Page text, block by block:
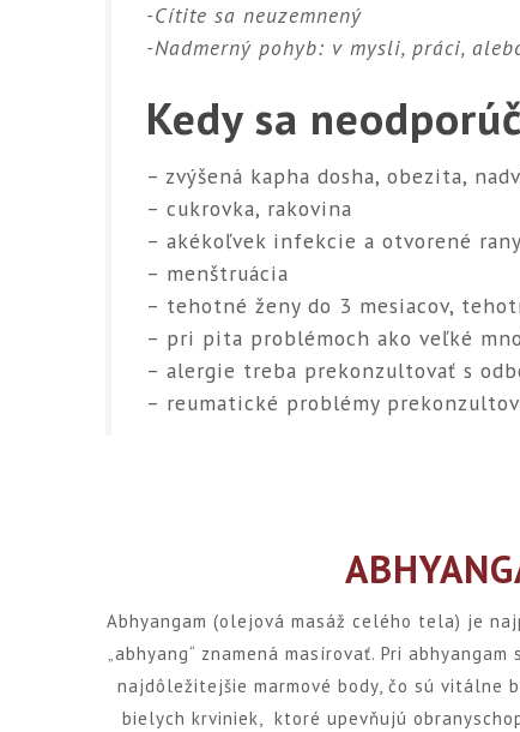
-Cítite sa neuzemnený
-Nadmerný pohyb: v mysli, práci,
Kedy sa
– zvýšená kapha dosha, obezita,
– cukrovka, rakovina
– akékoľvek infekcie a otvorené
– menštruácia
– tehotné ženy do 3 mesiacov,
– pri pita problémoch ako veľké
– alergie treba prekonzultovať s
– reumatické problémy
Abhyangam (olejová masáž celého tela) je
„abhyang“ znamená masírovať. Pri
najdôležitejšie marmové body, čo sú vitálne
bielych krviniek, ktoré upevňujú